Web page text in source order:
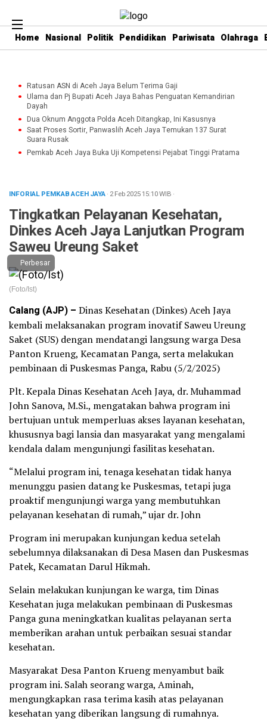
Home Nasional Politik Pendidikan Pariwisata Olahraga
Ratusan ASN di Aceh Jaya Belum Terima Gaji
Ulama dan Pj Bupati Aceh Jaya Bahas Penguatan Kemandirian
Dayah
Dua Oknum Anggota Polda Aceh Ditangkap, Ini Kasusnya
Saat Proses Sortir, Panwaslih Aceh Jaya Temukan 137 Surat
Suara Rusak
Pemkab Aceh Jaya Buka Uji Kompetensi Pejabat Tinggi Pratama
INFORIAL PEMKAB ACEH JAYA· 2 Feb 202515:10WIB ·
Tingkatkan Pelayanan Kesehatan,
Dinkes Aceh Jaya Lanjutkan Program
Saweu Ureung Saket
Perbesar
(Foto/Ist)
Calang (AJP) – Dinas Kesehatan (Dinkes) Aceh Jaya
kembali melaksanakan program inovatif Saweu Ureung
Saket (SUS) dengan mendatangi langsung warga Desa
Panton Krueng, Kecamatan Panga, serta melakukan
pembinaan di Puskesmas Panga, Rabu (5/2/2025)
Plt. Kepala Dinas Kesehatan Aceh Jaya, dr. Muhammad
John Sanova, M.Si., mengatakan bahwa program ini
bertujuan untuk memperluas akses layanan kesehatan,
khususnya bagi lansia dan masyarakat yang mengalami
kendala dalam mengunjungi fasilitas kesehatan.
“Melalui program ini, tenaga kesehatan tidak hanya
menunggu pasien datang ke Puskesmas, tetapi juga
proaktif mengunjungi warga yang membutuhkan
pelayanan kesehatan di rumah,” ujar dr. John
Program ini merupakan kunjungan kedua setelah
sebelumnya dilaksanakan di Desa Masen dan Puskesmas
Patek, Kecamatan Darul Hikmah.
Selain melakukan kunjungan ke warga, tim Dinas
Kesehatan juga melakukan pembinaan di Puskesmas
Panga guna meningkatkan kualitas pelayanan serta
memberikan arahan untuk perbaikan sesuai standar
kesehatan.
Masyarakat Desa Panton Krueng menyambut baik
program ini. Salah seorang warga, Aminah,
mengungkapkan rasa terima kasih atas pelayanan
kesehatan yang diberikan langsung di rumahnya.